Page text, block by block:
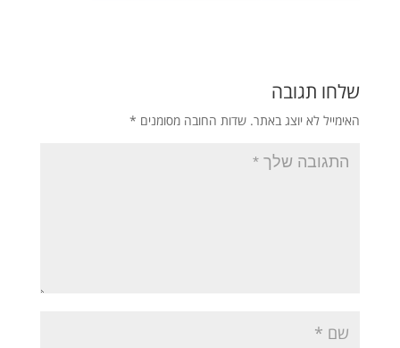
שלחו תגובה
האימייל לא יוצג באתר. שדות החובה מסומנים *